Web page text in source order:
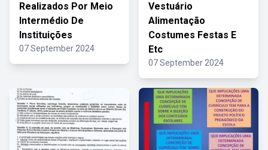
Realizados Por Meio
Intermédio De
Instituições
07 September 2024
Vestuário
Alimentação
Costumes Festas E
Etc
07 September 2024